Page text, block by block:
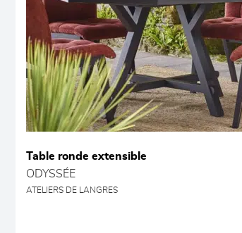
Table ronde extensible
ODYSSÉE
ATELIERS DE LANGRES